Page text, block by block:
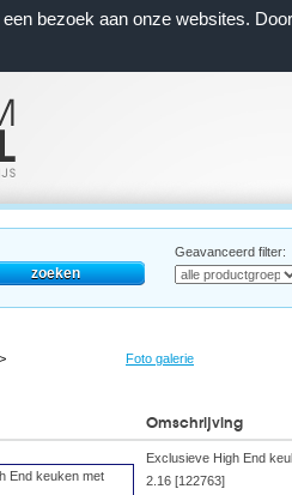
bezoek aan onze websites.
Geavanceerd filter:
Foto galerie
Omschrijving
Exclusieve High End
2.16 [122763]